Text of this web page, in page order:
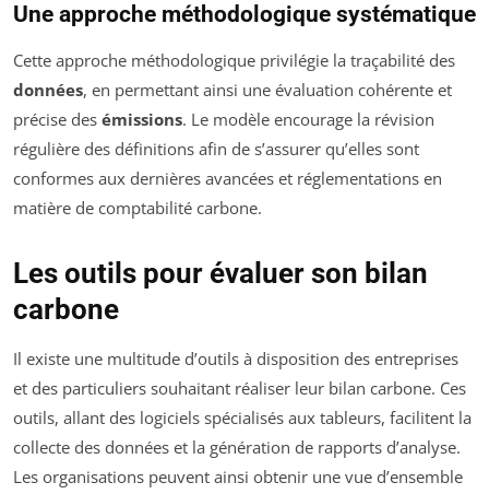
Une approche méthodologique systématique
Cette approche méthodologique privilégie la traçabilité des
données, en permettant ainsi une évaluation cohérente et
précise des émissions. Le modèle encourage la révision
régulière des définitions afin de s’assurer qu’elles sont
conformes aux dernières avancées et réglementations en
matière de comptabilité carbone.
Les outils pour évaluer son bilan
carbone
Il existe une multitude d’outils à disposition des entreprises
et des particuliers souhaitant réaliser leur bilan carbone. Ces
outils, allant des logiciels spécialisés aux tableurs, facilitent la
collecte des données et la génération de rapports d’analyse.
Les organisations peuvent ainsi obtenir une vue d’ensemble